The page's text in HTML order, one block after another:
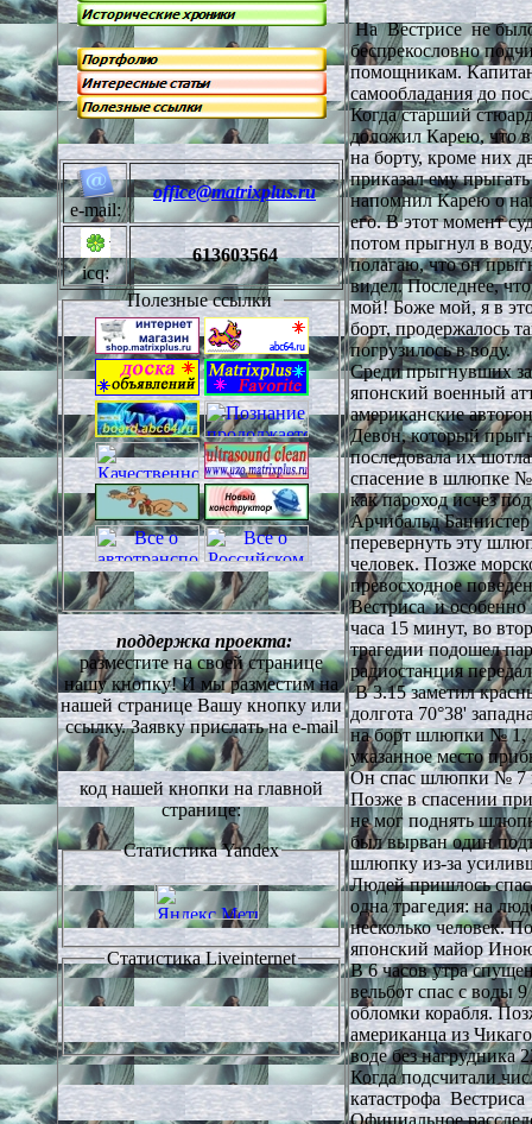
e-mail:
office@matrixplus.ru
icq:
613603564
Полезные ссылки
поддержка проекта:
разместите на своей странице
нашу кнопку! И мы разместим на
нашей странице Вашу кнопку или
ссылку. Заявку прислать наe-mail
код нашей кнопки на главной
странице:
СтатистикаYandex
СтатистикаLiveinternet
На Вестрисе не
беспрекословно
помощникам.
самообладания до
Когда старший
доложил Карею, что
на борту, кроме них
приказал ему
напомнил Карею о
его. В этот момент
потом прыгнул в
полагаю, что он
видел. Последнее,
мой! Боже мой, я в
борт, продержалось
погрузилось в воду.
Среди прыгнувших
японский военный
американские
Девон, который
последовала их
спасение в шлюпке №
как пароход исчез
Арчибальд
перевернуть эту
человек. Позже
превосходное
Вестриса и особенно
часа 15 минут, во
трагедии подошел
радиостанция
В 3.15 заметил
долгота 70°38'
на борт шлюпки № 1,
указанное место
Он спас шлюпки № 7
Позже в спасении
не мог поднять
был вырван один
шлюпку из-за
Людей пришлось
одна трагедия: на
несколько человек.
японский майор
В 6 часов утра
вельбот спас с воды
обломки корабля.
американца из
воде без нагрудника
Когда подсчитали
катастрофа
Официальное